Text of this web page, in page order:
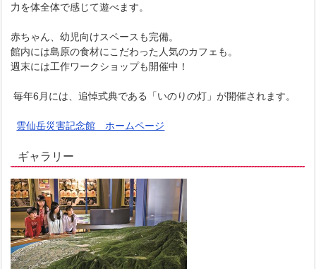
力を体全体で感じて遊べます。
赤ちゃん、幼児向けスペースも完備。
館内には島原の食材にこだわった人気のカフェも。
週末には工作ワークショップも開催中！
毎年6月には、追悼式典である「いのりの灯」が開催されます。
雲仙岳災害記念館 ホームページ
ギャラリー